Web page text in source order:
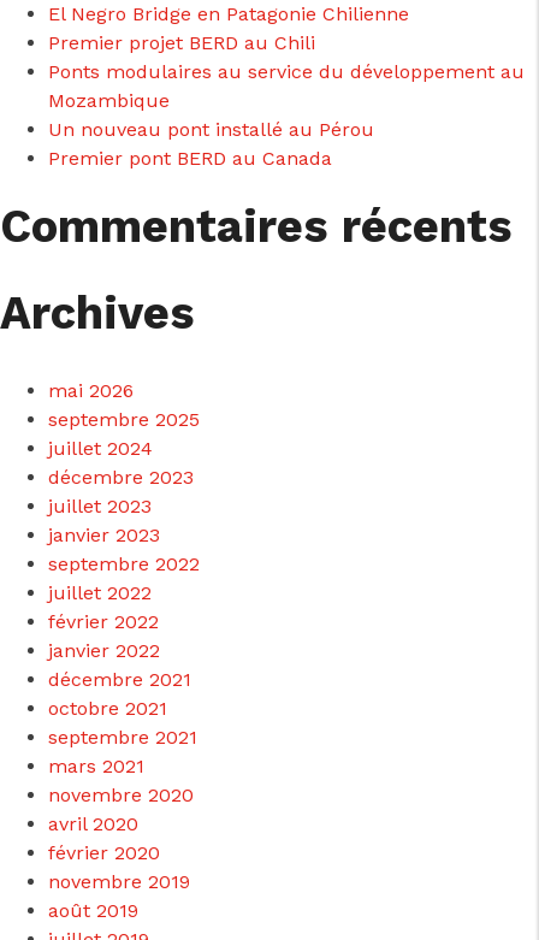
El Negro Bridge en Patagonie Chilienne
Premier projet BERD au Chili
Ponts modulaires au service du développement au
Mozambique
Un nouveau pont installé au Pérou
Premier pont BERD au Canada
Commentaires récents
Archives
mai 2026
septembre 2025
juillet 2024
décembre 2023
juillet 2023
janvier 2023
septembre 2022
juillet 2022
février 2022
janvier 2022
décembre 2021
octobre 2021
septembre 2021
mars 2021
novembre 2020
avril 2020
février 2020
novembre 2019
août 2019